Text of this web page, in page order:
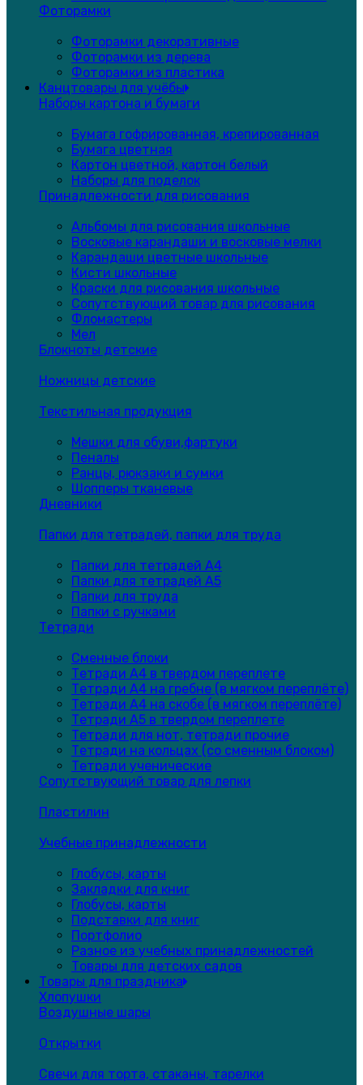
Фоторамки
Фоторамки декоративные
Фоторамки из дерева
Фоторамки из пластика
Канцтовары для учёбы
Наборы картона и бумаги
Бумага гофрированная, крепированная
Бумага цветная
Картон цветной, картон белый
Наборы для поделок
Принадлежности для рисования
Альбомы для рисования школьные
Восковые карандаши и восковые мелки
Карандаши цветные школьные
Кисти школьные
Краски для рисования школьные
Сопутствующий товар для рисования
Фломастеры
Мел
Блокноты детские
Ножницы детские
Текстильная продукция
Мешки для обуви,фартуки
Пеналы
Ранцы, рюкзаки и сумки
Шопперы тканевые
Дневники
Папки для тетрадей, папки для труда
Папки для тетрадей А4
Папки для тетрадей А5
Папки для труда
Папки с ручками
Тетради
Сменные блоки
Тетради А4 в твердом переплете
Тетради А4 на гребне (в мягком переплёте)
Тетради А4 на скобе (в мягком переплёте)
Тетради А5 в твердом переплете
Тетради для нот, тетради прочие
Тетради на кольцах (со сменным блоком)
Тетради ученические
Сопутствующий товар для лепки
Пластилин
Учебные принадлежности
Глобусы, карты
Закладки для книг
Глобусы, карты
Подставки для книг
Портфолио
Разное из учебных принадлежностей
Товары для детских садов
Товары для праздника
Хлопушки
Воздушные шары
Открытки
Свечи для торта, стаканы, тарелки